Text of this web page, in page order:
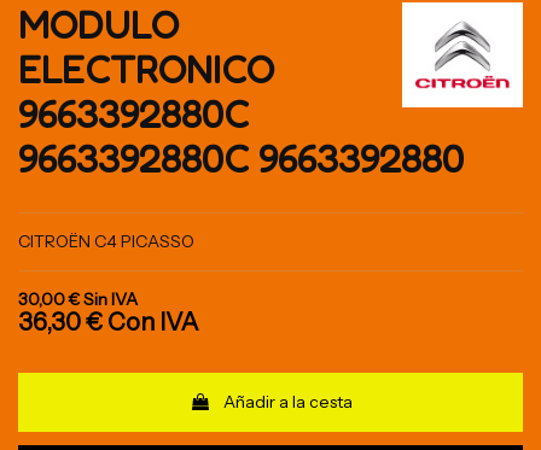
MODULO
ELECTRONICO
9663392880C
9663392880C 9663392880
CITROËN C4 PICASSO
30,00 €Sin IVA
36,30 € Con IVA
Añadir a la cesta